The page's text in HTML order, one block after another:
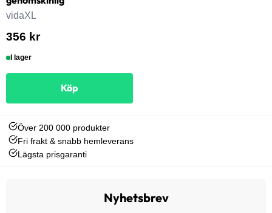
vidaXL
356 kr
I lager
Köp
Över 200 000 produkter
Fri frakt & snabb hemleverans
Lägsta prisgaranti
Nyhetsbrev